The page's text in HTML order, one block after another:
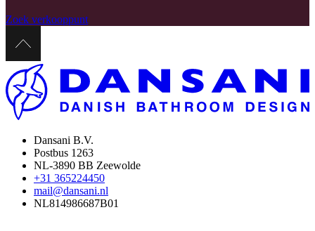
Zoek verkooppunt
Dansani B.V.
Postbus 1263
NL-3890 BB Zeewolde
+31 365224450
mail@dansani.nl
NL814986687B01